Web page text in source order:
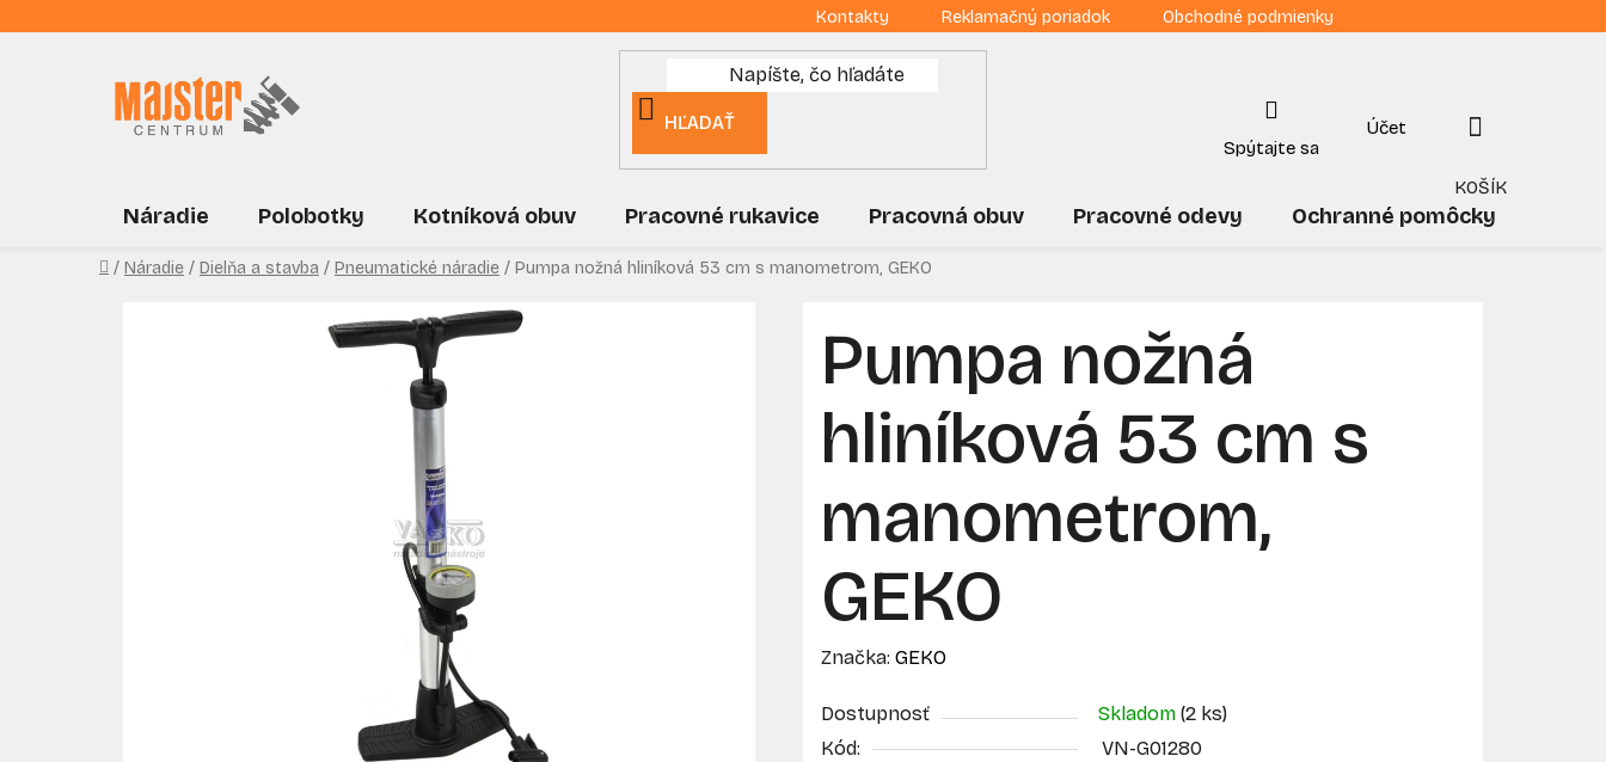
na
Kontakty Reklamačný poriadok Obchodné podmienky
HĽADAŤ
NÁKUPNÝ
KOŠÍK
Náradie Polobotky Kotníková obuv Pracovné rukavice Pracovná obuv Pracovné odevy Ochranné pomôcky
Domov
/ Náradie / Dielňa a stavba / Pneumatické náradie / Pumpa nožná hliníková 53 cm s manometrom, GEKO
Pumpa nožná
hliníková 53 cm s
manometrom,
GEKO
Značka: GEKO
Dostupnosť Skladom (2 ks)
Kód:
VN-G01280